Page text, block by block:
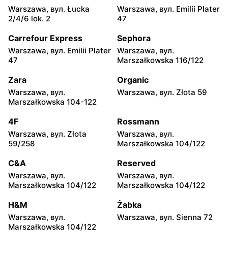
Groszek
Polskich 9
Groszek
52
Groszek
1/80
Groszek
26
Groszek
Wiślana 32E
Groszek
280
Groszek
II 108
Groszek
Wojska Polskiego 114
Groszek
Ignacego Krasickiego 79a/1
Groszek
Rumiankowa 18
Groszek Groszek
Warszawa, вул. Łucka
2/4/6 lok. 2
Warszawa, вул. Emilii Plater
47
Carrefour Express
Warszawa, вул. Emilii Plater
47
Sephora
Warszawa, вул.
Marszałkowska 116/122
Zara
Warszawa, вул.
Marszałkowska 104-122
Organic
Warszawa, вул. Złota 59
4F
Warszawa, вул. Złota
59/258
Rossmann
Warszawa, вул.
Marszałkowska 104/122
C&A
Warszawa, вул.
Marszałkowska 104/122
Reserved
Warszawa, вул.
Marszałkowska 104/122
H&M
Warszawa, вул.
Marszałkowska 104/122
Żabka
Warszawa, вул. Sienna 72